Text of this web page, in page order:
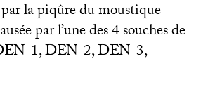
la piqûre du moustique
par l’une des 4 souches de
-1,DEN-2,DEN-3,